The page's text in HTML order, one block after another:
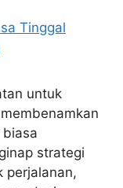
untuk
strategi
perjalanan,